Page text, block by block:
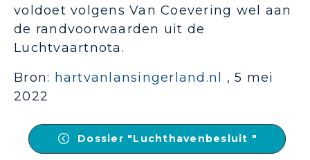
voldoet volgens Van Coevering wel aan
de randvoorwaarden uit de
Luchtvaartnota.
Bron: hartvanlansingerland.nl , 5 mei
2022
Dossier "Luchthavenbesluit "